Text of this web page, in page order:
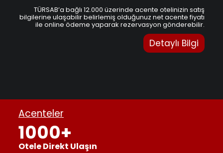
TÜRSAB’a bağlı 12.000 üzerinde acente otelinizin satış
bilgilerine ulaşabilir belirlemiş olduğunuz net acente fiyatı
ile online ödeme yaparak rezervasyon gönderebilir.
Detaylı Bilgi
Acenteler
1000+
Otele Direkt Ulaşın